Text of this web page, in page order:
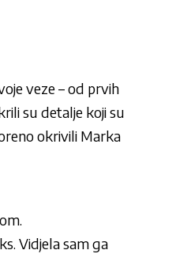
veze – od prvih
su detalje koji su
okrivili Marka
Vidjela sam ga